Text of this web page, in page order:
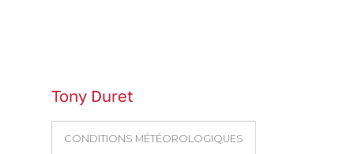
Tony Duret
CONDITIONS MÉTÉOROLOGIQUES